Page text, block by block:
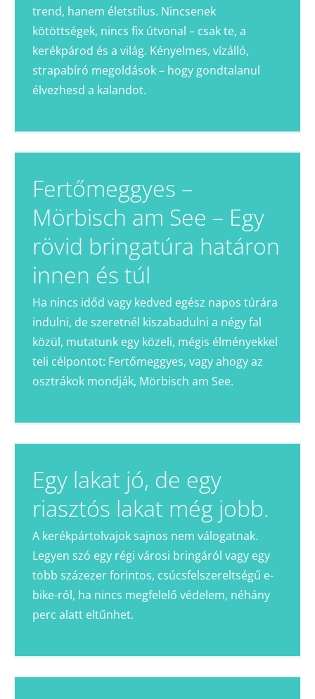
trend, hanem életstílus. Nincsenek
kötöttségek, nincs fix útvonal – csak te, a
kerékpárod és a világ. Kényelmes, vízálló,
strapabíró megoldások – hogy gondtalanul
élvezhesd a kalandot.
Fertőmeggyes –
Mörbisch am See – Egy
rövid bringatúra határon
innen és túl
Ha nincs időd vagy kedved egész napos túrára
indulni, de szeretnél kiszabadulni a négy fal
közül, mutatunk egy közeli, mégis élményekkel
teli célpontot: Fertőmeggyes, vagy ahogy az
osztrákok mondják, Mörbisch am See.
Egy lakat jó, de egy
riasztós lakat még jobb.
A kerékpártolvajok sajnos nem válogatnak.
Legyen szó egy régi városi bringáról vagy egy
több százezer forintos, csúcsfelszereltségű e-
bike-ról, ha nincs megfelelő védelem, néhány
perc alatt eltűnhet.